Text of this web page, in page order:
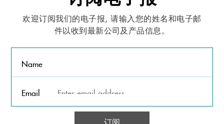
欢迎订阅我们的电子报, 请输入您的姓名和电子邮
件以收到最新公司及产品信息。
Name
Email
订阅